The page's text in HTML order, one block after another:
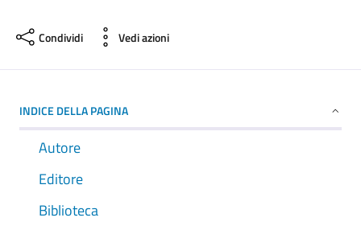
Condividi Vedi azioni
INDICE DELLA PAGINA
Autore
Editore
Biblioteca